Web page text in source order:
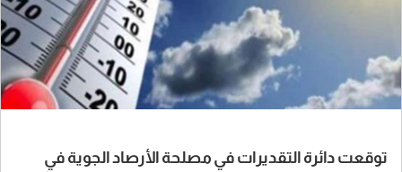
توقعت دائرة التقديرات في مصلحة الأرصاد الجوية في